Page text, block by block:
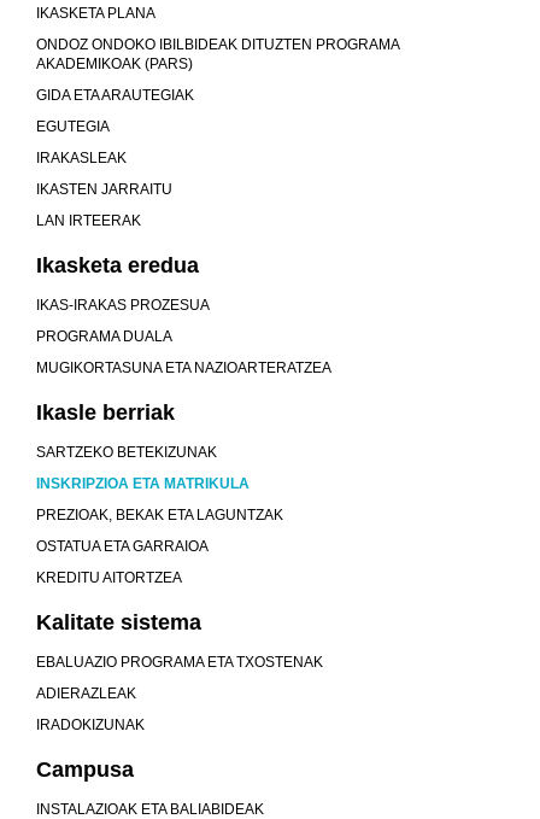
IKASKETA PLANA
ONDOZ ONDOKO IBILBIDEAK DITUZTEN PROGRAMA
AKADEMIKOAK (PARS)
GIDA ETA ARAUTEGIAK
EGUTEGIA
IRAKASLEAK
IKASTEN JARRAITU
LAN IRTEERAK
Ikasketa eredua
IKAS-IRAKAS PROZESUA
PROGRAMA DUALA
MUGIKORTASUNA ETA NAZIOARTERATZEA
Ikasle berriak
SARTZEKO BETEKIZUNAK
INSKRIPZIOA ETA MATRIKULA
PREZIOAK, BEKAK ETA LAGUNTZAK
OSTATUA ETA GARRAIOA
KREDITU AITORTZEA
Kalitate sistema
EBALUAZIO PROGRAMA ETA TXOSTENAK
ADIERAZLEAK
IRADOKIZUNAK
Campusa
INSTALAZIOAK ETA BALIABIDEAK